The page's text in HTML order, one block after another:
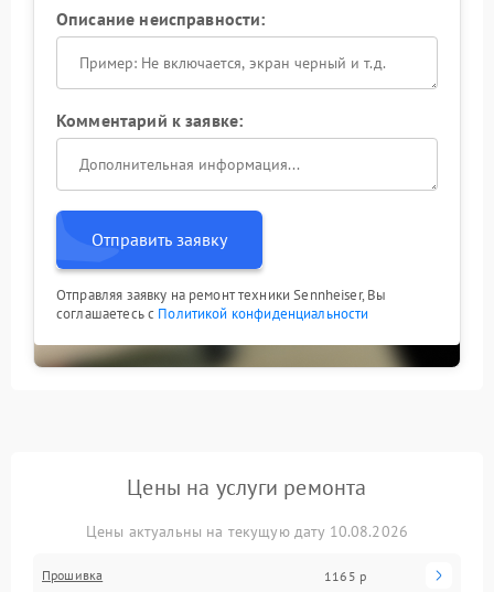
Описание неисправности:
Комментарий к заявке:
Отправить заявку
Отправляя заявку на ремонт техники Sennheiser, Вы
соглашаетесь с Политикой конфиденциальности
Цены на услуги ремонта
Цены актуальны на текущую дату 10.08.2026
Прошивка 1165 р